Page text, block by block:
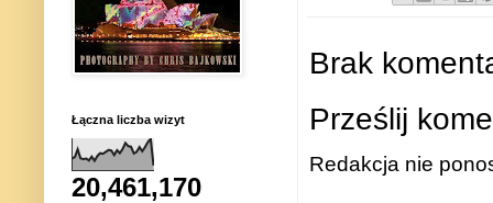
Brak
Prześlij
Redakcja nie
Łączna liczba wizyt
20,461,170